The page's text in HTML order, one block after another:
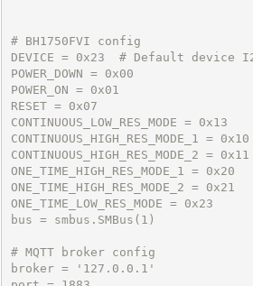
# BH1750FVI config
DEVICE = 0x23  # Default device
POWER_DOWN = 0x00
POWER_ON = 0x01
RESET = 0x07
CONTINUOUS_LOW_RES_MODE = 0x13
CONTINUOUS_HIGH_RES_MODE_1 = 0x10
CONTINUOUS_HIGH_RES_MODE_2 = 0x11
ONE_TIME_HIGH_RES_MODE_1 = 0x20
ONE_TIME_HIGH_RES_MODE_2 = 0x21
ONE_TIME_LOW_RES_MODE = 0x23
bus = smbus.SMBus(1)
# MQTT broker config
broker = '127.0.0.1'